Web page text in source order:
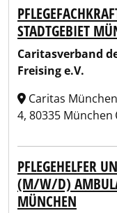
STADTGEBIET
Caritasverband
Freising e.V.
Caritas
4, 80335 München
PFLEGEHELFER
(M/W/D)
MÜNCHEN